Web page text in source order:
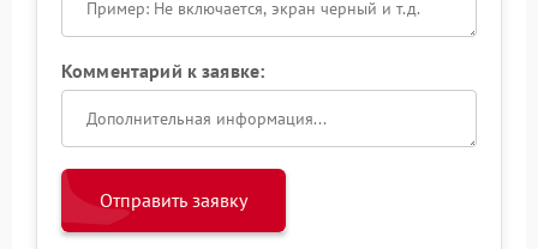
Комментарий к заявке:
Отправить заявку